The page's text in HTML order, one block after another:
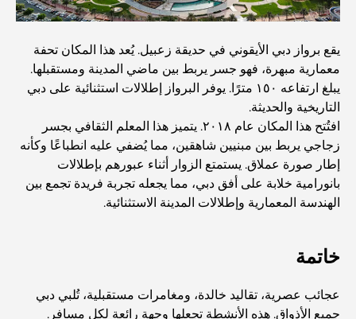
مطاعم أبوظبي: جولة شهية في العاصمة
يشتهر مجمع مشرف مول بشكل خاص بسوقه الكبير للأطعمة
الطازجة، والذي يضم أكشاكاً لبيع المنتجات الزراعية والمأكولات
البحرية والمأكولات المحلية المميزة. وإلى جانب متاجر الأزياء
والإلكترونيات ومناطق ألعاب الأطفال، يوفر المجمع تجربة تسوق
متوازنة وغنية بالثقافة.
مراكز التسوق في أبوظبي: دليلك لأفضل أماكن التسوق في
المدينة
أفضل الجزر في أبوظبي التي يجب عليك استكشافها
يقع برواز دبي الأيقوني في حديقة زعبيل. يُعد هذا المكان تحفة
معمارية مبهرة، فهو جسر يربط بين ماضي المدينة ومستقبلها.
يبلغ ارتفاعه ١٥٠ مترًا. يوفر البرواز إطلالات استثنائية على دبي
التاريخية والحديثة.
افتُتح هذا المكان عام ٢٠١٨. يتميز هذا المعلم الثقافي بجسر
زجاجي يربط بين مبنيين شاهقين، مما يُضفي عليه انطباعًا وكأنه
إطار صورة عملاق. يستمتع الزوار أثناء عبورهم بإطلالات
بانورامية خلابة على أفق دبي، مما يجعله تجربة فريدة تجمع بين
الهندسة المعمارية وإطلالات المدينة الاستثنائية.
خاتمة
عجائب عصرية، تقاليد خالدة، ومغامرات مستقبلية، تُلبي دبي
جميع الأذواق. هذه الأنشطة تجعلها وجهة رائعة لكل مسافر.